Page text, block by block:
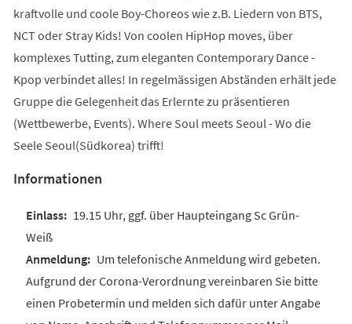
kraftvolle und coole Boy-Choreos wie z.B. Liedern von BTS,
NCT oder Stray Kids! Von coolen HipHop moves, über
komplexes Tutting, zum eleganten Contemporary Dance -
Kpop verbindet alles! In regelmässigen Abständen erhält jede
Gruppe die Gelegenheit das Erlernte zu präsentieren
(Wettbewerbe, Events). Where Soul meets Seoul - Wo die
Seele Seoul(Südkorea) trifft!
Informationen
19.15 Uhr, ggf. über Haupteingang Sc Grün-
Weiß
Um telefonische Anmeldung wird gebeten.
Aufgrund der Corona-Verordnung vereinbaren Sie bitte
einen Probetermin und melden sich dafür unter Angabe